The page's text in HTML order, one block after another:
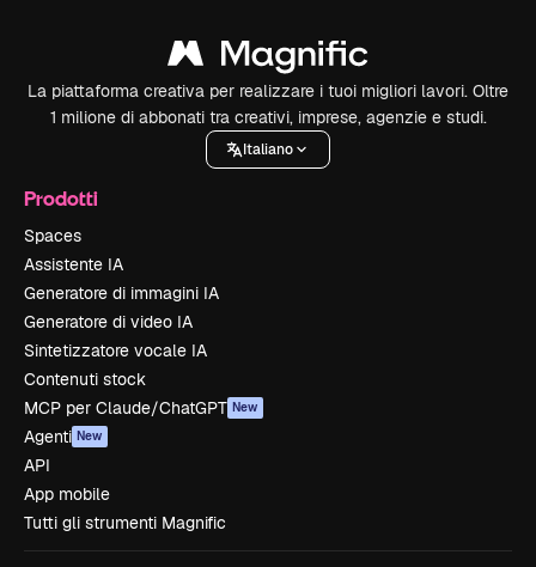
La piattaforma creativa per realizzare i tuoi migliori lavori. Oltre
1 milione di abbonati tra creativi, imprese, agenzie e studi.
Italiano
Prodotti
Spaces
Assistente IA
Generatore di immagini IA
Generatore di video IA
Sintetizzatore vocale IA
Contenuti stock
MCP per Claude/ChatGPT New
Agenti New
API
App mobile
Tutti gli strumenti Magnific